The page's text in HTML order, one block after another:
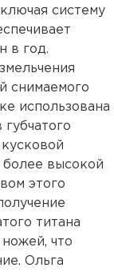
систему
в год.
снимаемого
использована
более высокой
этого
титана
что
Ольга